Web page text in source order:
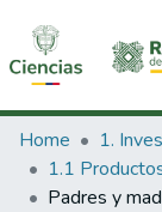
Communities &
All of DSpace
Home